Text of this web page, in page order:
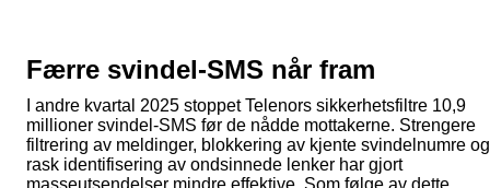
Færre svindel-SMS når fram
I andre kvartal 2025 stoppet Telenors sikkerhetsfiltre 10,9
millioner svindel-SMS før de nådde mottakerne. Strengere
filtrering av meldinger, blokkering av kjente svindelnumre og
rask identifisering av ondsinnede lenker har gjort
masseutsendelser mindre effektive. Som følge av dette